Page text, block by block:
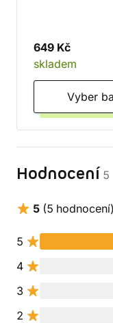
649 Kč
skladem
Hodnocení 5
5 (5 hodnocení)
5
4
3
2